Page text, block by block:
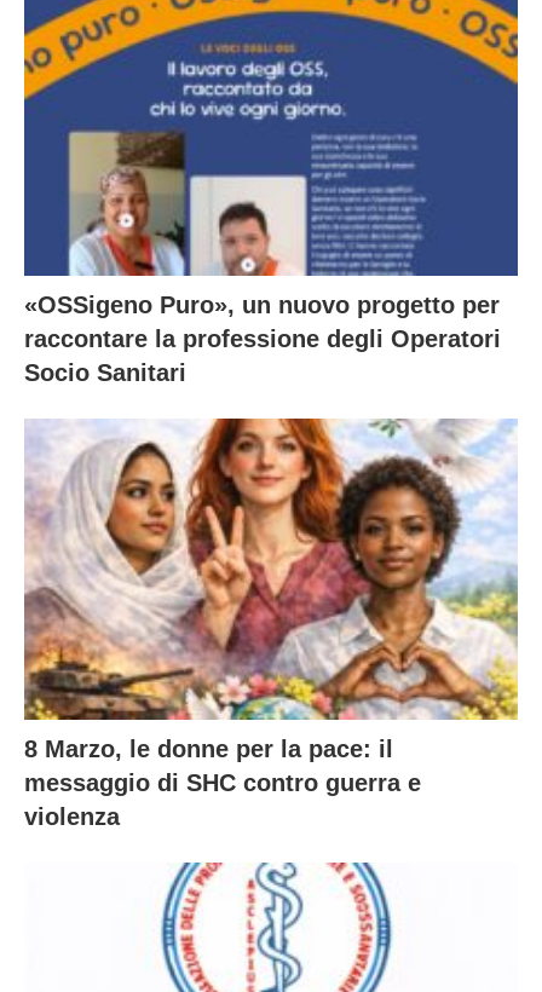
«OSSigeno Puro», un nuovo progetto per
raccontare la professione degli Operatori
Socio Sanitari
8 Marzo, le donne per la pace: il
messaggio di SHC contro guerra e
violenza